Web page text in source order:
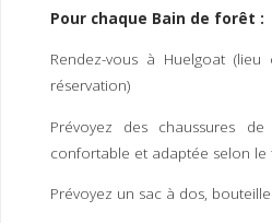
Pour chaque Bain de forêt :
Rendez-vous à Huelgoat
réservation)
Prévoyez des chaussures
confortable et adaptée selon le
Prévoyez un sac à dos, bouteille